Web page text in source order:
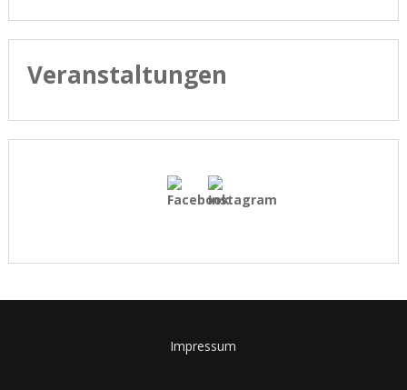
Veranstaltungen
Impressum